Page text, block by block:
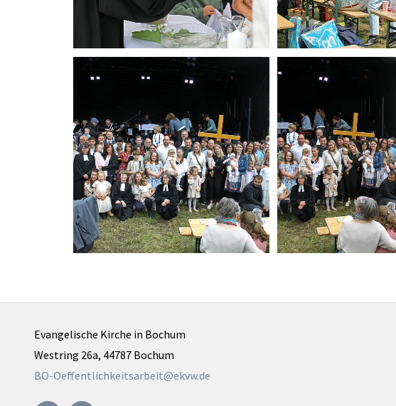
Evangelische Kirche in Bochum
Westring 26a, 44787 Bochum
BO-Oeffentlichkeitsarbeit@ekvw.de